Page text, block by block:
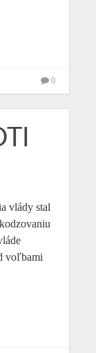
0
vlády stal
voľbami